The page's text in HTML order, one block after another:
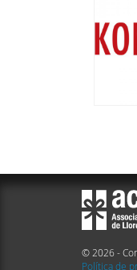
© 2026 -
Política de